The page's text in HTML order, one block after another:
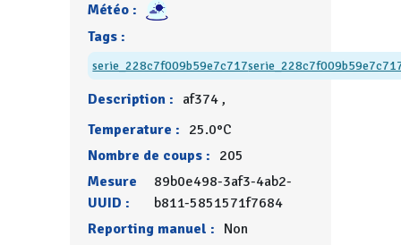
Météo :
Tags :
serie_228c7f009b59e7c717
Description : af374 ,
Temperature : 25.0°C
Nombre de coups : 205
Mesure
UUID :
89b0e498-3af3-4ab2-
b811-5851571f7684
Reporting manuel : Non